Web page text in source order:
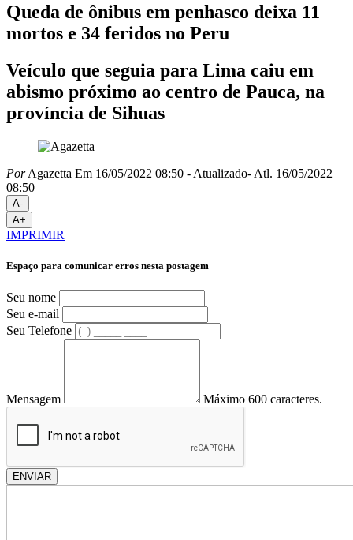
Queda de ônibus em penhasco deixa 11
mortos e 34 feridos no Peru
Veículo que seguia para Lima caiu em
abismo próximo ao centro de Pauca, na
província de Sihuas
PorAgazetta Em 16/05/2022 08:50 - Atualizado- Atl. 16/05/2022
08:50
A-
A+
IMPRIMIR
Espaço para comunicar erros nesta postagem
Seu nome
Seu e-mail
Seu Telefone
Mensagem Máximo 600 caracteres.
ENVIAR